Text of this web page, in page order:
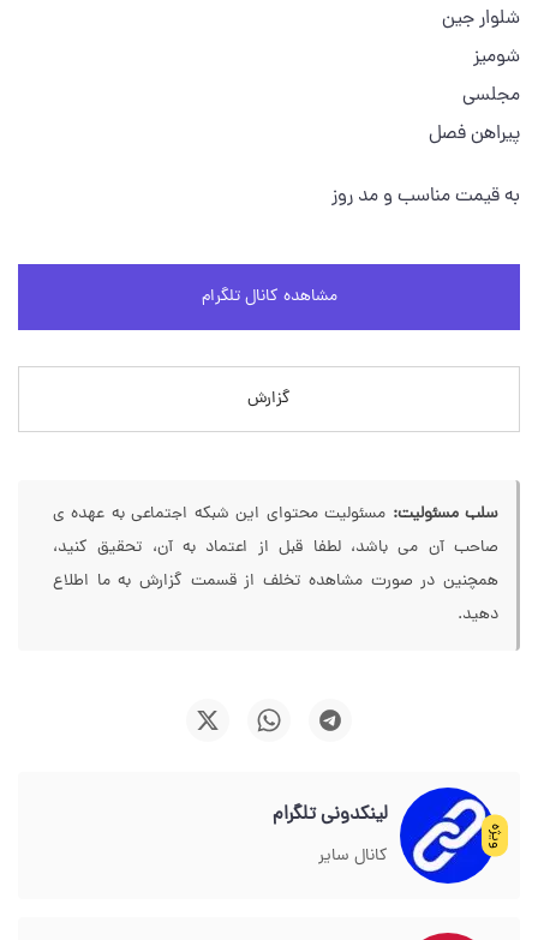
شلوار جین
شومیز
مجلسی
پیراهن فصل
به قیمت مناسب و مد روز
مشاهده کانال تلگرام
گزارش
سلب مسئولیت: مسئولیت محتوای این شبکه اجتماعی به عهده ی
صاحب آن می باشد، لطفا قبل از اعتماد به آن، تحقیق کنید،
همچنین در صورت مشاهده تخلف از قسمت گزارش به ما اطلاع
دهید.
ویژه
لینکدونی تلگرام
کانال سایر